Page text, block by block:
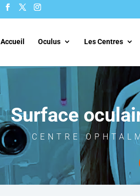
Accueil Oculus Les Centres
Surface
CENTRE